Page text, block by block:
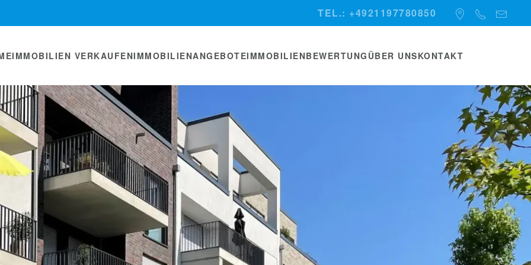
TEL.: +4921197780850
IMMOBILIEN VERKAUFENIMMOBILIENANGEBOTEIMMOBILIENBEWERTUNG ÜBER UNSKONTAKT